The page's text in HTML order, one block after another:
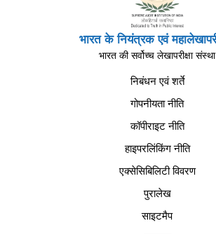
भारत के नियंत्रक एवं
भारत की सर्वोच्च लेखापरीक्षा संस्था
निबंधन एवं शर्ते
गोपनीयता नीति
कॉपीराइट नीति
हाइपरलिंकिंग नीति
एक्सेसिबिलिटी विवरण
पुरालेख
साइटमैप